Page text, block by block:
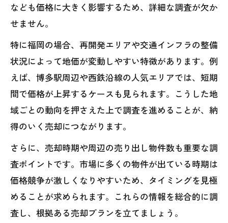
を解説
査定比較で見極める福岡市のマンション
相場傾向
売却成功事例から学ぶ相場チェックのポ
イント
マンション相場の変動と福岡 不動産売却
の関係
スムーズな現金化を目指すなら査定比較を徹
底
福岡 不動産売却で失敗しない査定比較の
進め方
不動産買取業者ランキングも活用した査
定依頼法
なども価格に大きく影響するため、詳細な調査が欠か
せません。
特に福岡の場合、再開発エリアや交通インフラの整備
状況によって地価が変動しやすい特徴があります。例
えば、博多駅周辺や西鉄沿線の人気エリアでは、短期
間で価格が上昇するケースも見られます。こうした地
域ごとの動向を押さえた上で調査を進めることが、納
得のいく売却につながります。
さらに、売却時期や周辺の売り出し物件数も重要な調
査ポイントです。市場に多くの物件が出ている時期は
価格競争が激しくなりやすいため、タイミングを見極
めることが求められます。これらの情報を総合的に調
査し、根拠ある売却プランを立てましょう。